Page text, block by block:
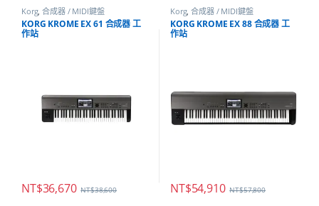
Korg,合成器 / MIDI鍵盤
KORG KROME EX 61 合成器 工
作站
NT$36,670 NT$38,600
Korg,合成器 / MIDI鍵盤
KORG KROME EX 88 合成器 工
作站
NT$54,910 NT$57,800